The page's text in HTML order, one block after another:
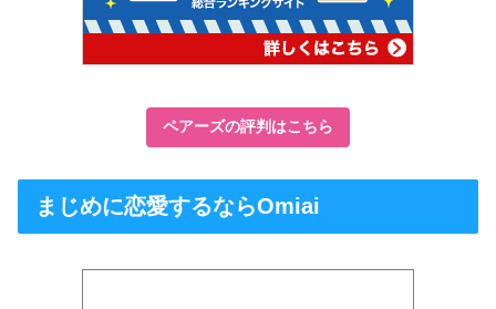
ペアーズの評判はこちら
まじめに恋愛するならOmiai